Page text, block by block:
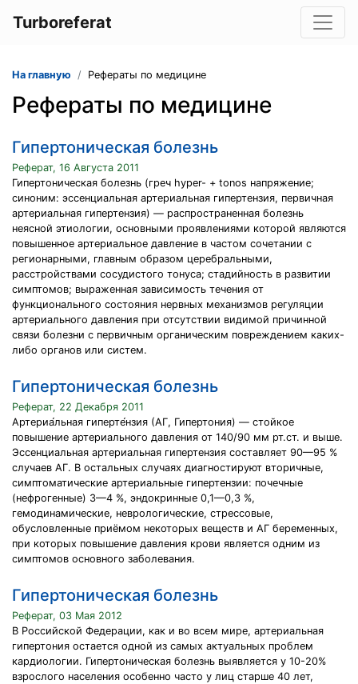
Turboreferat
На главную Рефераты по медицине
Рефераты по медицине
Гипертоническая болезнь
Реферат, 16 Августа 2011
Гипертоническая болезнь (греч hyper- + tonos напряжение;
синоним: эссенциальная артериальная гипертензия, первичная
артериальная гипертензия) — распространенная болезнь
неясной этиологии, основными проявлениями которой являются
повышенное артериальное давление в частом сочетании с
регионарными, главным образом церебральными,
расстройствами сосудистого тонуса; стадийность в развитии
симптомов; выраженная зависимость течения от
функционального состояния нервных механизмов регуляции
артериального давления при отсутствии видимой причинной
связи болезни с первичным органическим повреждением каких-
либо органов или систем.
Гипертоническая болезнь
Реферат, 22 Декабря 2011
Артериа́льная гиперте́нзия (АГ, Гипертония) — стойкое
повышение артериального давления от 140/90 мм рт.ст. и выше.
Эссенциальная артериальная гипертензия составляет 90—95 %
случаев АГ. В остальных случаях диагностируют вторичные,
симптоматические артериальные гипертензии: почечные
(нефрогенные) 3—4 %, эндокринные 0,1—0,3 %,
гемодинамические, неврологические, стрессовые,
обусловленные приёмом некоторых веществ и АГ беременных,
при которых повышение давления крови является одним из
симптомов основного заболевания.
Гипертоническая болезнь
Реферат, 03 Мая 2012
В Российской Федерации, как и во всем мире, артериальная
гипертония остается одной из самых актуальных проблем
кардиологии. Гипертоническая болезнь выявляется у 10-20%
взрослого населения особенно часто у лиц старше 40 лет,